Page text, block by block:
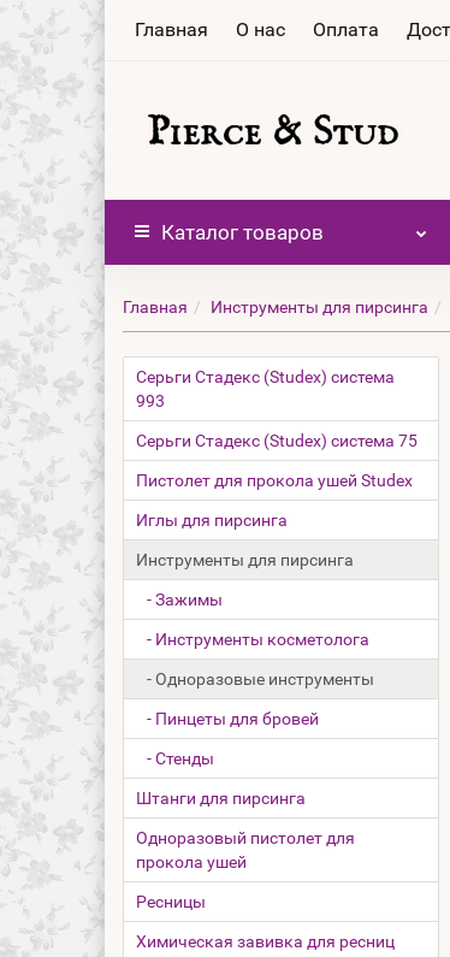
Главная О нас Оплата
Каталог товаров
Главная Инструменты для пирсинга
Серьги Стадекс (Studex) система
993
Серьги Стадекс (Studex) система 75
Пистолет для прокола ушей Studex
Иглы для пирсинга
Инструменты для пирсинга
- Зажимы
- Инструменты косметолога
- Одноразовые инструменты
- Пинцеты для бровей
- Стенды
Штанги для пирсинга
Одноразовый пистолет для
прокола ушей
Ресницы
Химическая завивка для ресниц